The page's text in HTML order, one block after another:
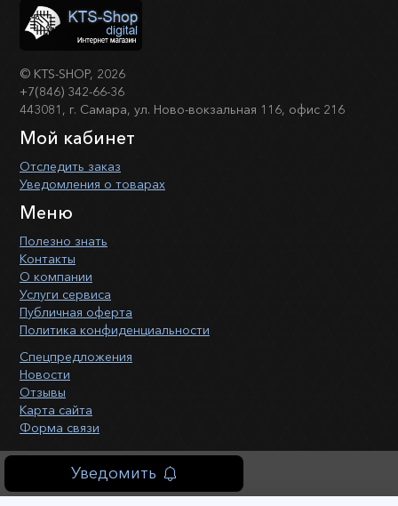
Уведомить
© KTS-SHOP, 2026
+7(846) 342-66-36
443081, г. Самара, ул. Ново-вокзальная 116, офис 216
Мой кабинет
Отследить заказ
Уведомления о товарах
Меню
Полезно знать
Контакты
О компании
Услуги сервиса
Публичная оферта
Политика конфиденциальности
Спецпредложения
Новости
Отзывы
Карта сайта
Форма связи